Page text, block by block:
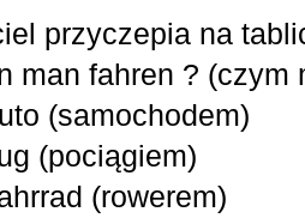
przyczepia na
man fahren ? (czym
(samochodem)
(pociągiem)
(rowerem)